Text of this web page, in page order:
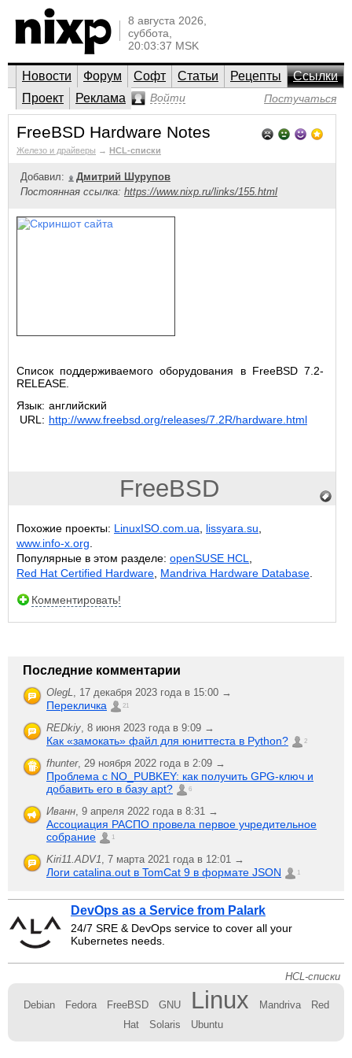
8 августа 2026,
суббота,
20:03:37 MSK
Новости Форум Софт Статьи Рецепты
Ссылки
Проект
Реклама Войти Постучаться
FreeBSD Hardware Notes
Железо и драйверы → HCL-списки
Добавил:
Дмитрий Шурупов
Постоянная ссылка: https://www.nixp.ru/links/155.html
Список поддерживаемого оборудования в FreeBSD 7.2-
RELEASE.
Язык: английский
URL: http://www.freebsd.org/releases/7.2R/hardware.html
FreeBSD
Похожие проекты: LinuxISO.com.ua lissyara.su
www.info-x.org
Популярные в этом разделе: openSUSE HCL
Red Hat Certified Hardware Mandriva Hardware Database
Комментировать!
Последние комментарии
OlegL, 17 декабря 2023 года в 15:00 →
Перекличка 21
REDkiy, 8 июня 2023 года в 9:09 →
Как «замокать» файл для юниттеста в Python? 2
fhunter, 29 ноября 2022 года в 2:09 →
Проблема с NO_PUBKEY: как получить GPG-ключ и
добавить его в базу apt?
6
Иванн, 9 апреля 2022 года в 8:31 →
Ассоциация РАСПО провела первое учредительное
собрание
1
Kiri11.ADV1, 7 марта 2021 года в 12:01 →
Логи catalina.out в TomCat 9 в формате JSON 1
DevOps as a Service from Palark
24/7 SRE & DevOps service to cover all your
Kubernetes needs.
HCL-списки
Debian Fedora FreeBSD GNU Linux Mandriva
Red
Hat
Solaris Ubuntu